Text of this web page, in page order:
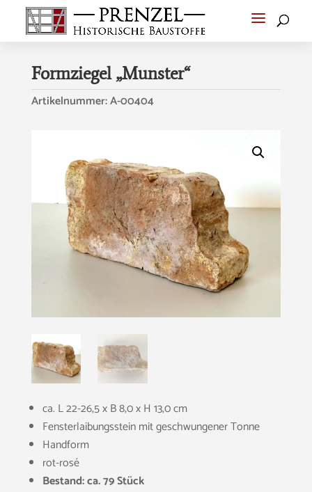
Formziegel „Munster“
Artikelnummer:A-00404
ca. L 22-26,5 x B 8,0 x H 13,0 cm
Fensterlaibungsstein mit geschwungener Tonne
Handform
rot-rosé
Bestand: ca. 79 Stück